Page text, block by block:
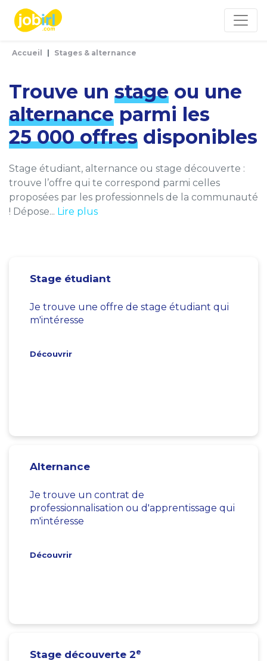
Accueil Stages & alternance
Trouve un stage ou une
alternance parmi les
25 000 offres disponibles
Stage étudiant, alternance ou stage découverte :
trouve l’offre qui te correspond parmi celles
proposées par les professionnels de la communauté
! Dépose... Lire plus
Stage étudiant
Je trouve une offre de stage étudiant qui
m'intéresse
Découvrir
Alternance
Je trouve un contrat de
professionnalisation ou d'apprentissage qui
m'intéresse
Découvrir
Stage découverte 2e
Panneau de gestion des cookies